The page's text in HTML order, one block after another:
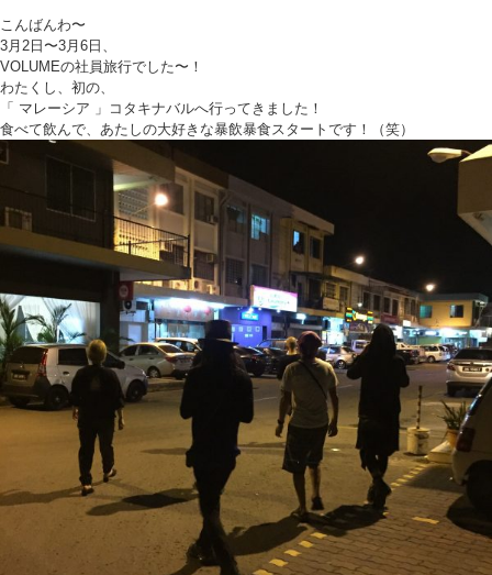
こんばんわ〜
3月2日〜3月6日、
VOLUMEの社員旅行でした〜！
わたくし、初の、
「 マレーシア 」コタキナバルへ行ってきました！
食べて飲んで、あたしの大好きな暴飲暴食スタートです！（笑）